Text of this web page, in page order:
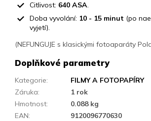
Citlivost: 640 ASA.
Doba vyvolání: 10 - 15 minut (po
vyjetí).
(NEFUNGUJE s klasickými fotoaparáty
Doplňkové parametry
Kategorie:
FILMY A FOTOPAPÍRY
Záruka:
1 rok
Hmotnost:
0.088 kg
EAN:
9120096770630